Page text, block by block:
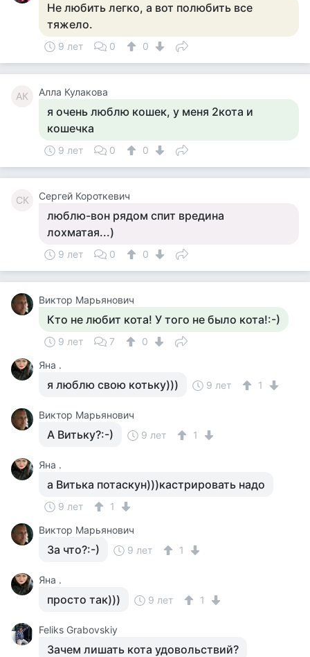
Не любить легко, а вот полюбить все
тяжело.
9 лет 0 0
АК Алла Кулакова
я очень люблю кошек, у меня 2кота и
кошечка
9 лет 0 0
СК Сергей Короткевич
люблю-вон рядом спит вредина
лохматая...)
9 лет 0 0
Виктор Марьянович
Кто не любит кота! У того не было кота!:-)
9 лет 7
0
Яна .
я люблю свою котьку))) 9 лет 1
Виктор Марьянович
А Витьку?:-) 9 лет 1
Яна .
а Витька потаскун)))кастрировать надо
9 лет
1
Виктор Марьянович
За что?:-) 9 лет 1
Яна .
просто так))) 9 лет 1
Feliks Grabovskiy
Зачем лишать кота удовольствий?